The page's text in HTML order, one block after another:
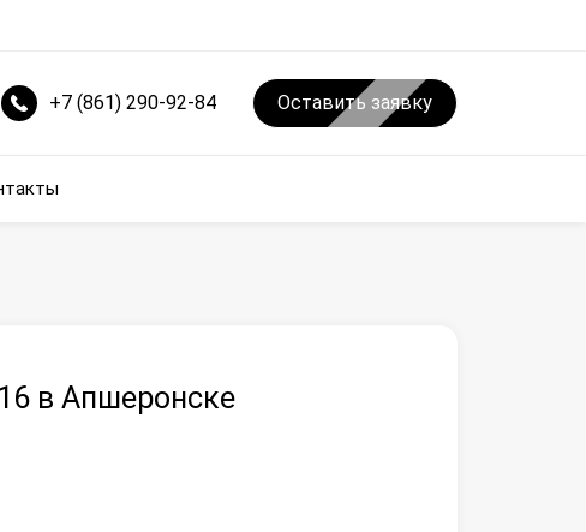
+7 (861) 290-92-84 Оставить заявку
в Апшеронске